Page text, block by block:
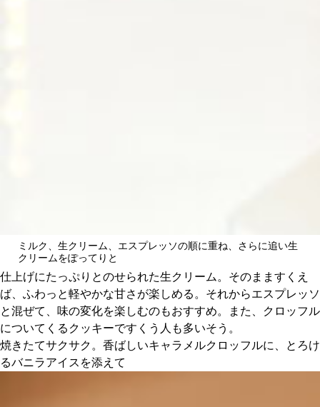
ミルク、生クリーム、エスプレッソの順に重ね、さらに追い生
クリームをぽってりと
仕上げにたっぷりとのせられた生クリーム。そのまますくえ
ば、ふわっと軽やかな甘さが楽しめる。それからエスプレッソ
と混ぜて、味の変化を楽しむのもおすすめ。また、クロッフル
についてくるクッキーですくう人も多いそう。
焼きたてサクサク。香ばしいキャラメルクロッフルに、とろけ
るバニラアイスを添えて